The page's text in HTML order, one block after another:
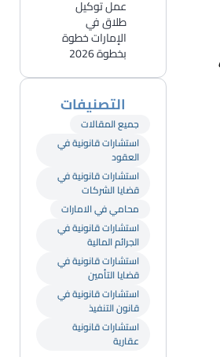
عمل توكيل
طلاق في
الإمارات خطوة
بخطوة 2026
التصنيفات
جميع المقالات
استشارات قانونية في
العقود
استشارات قانونية في
قضايا الشركات
محامي في الامارات
استشارات قانونية في
الجرائم المالية
استشارات قانونية في
قضايا التأمين
استشارات قانونية في
قانون التنفيذ
استشارات قانونية
عقارية